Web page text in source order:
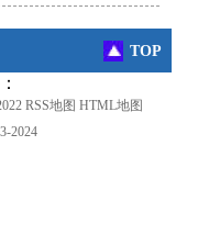
TOP
RSS地图 HTML地图
2024